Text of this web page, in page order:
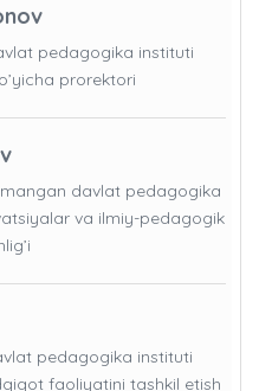
pedagogika instituti
prorektori
davlat pedagogika
va ilmiy-pedagogik
pedagogika instituti
faoliyatini tashkil etish